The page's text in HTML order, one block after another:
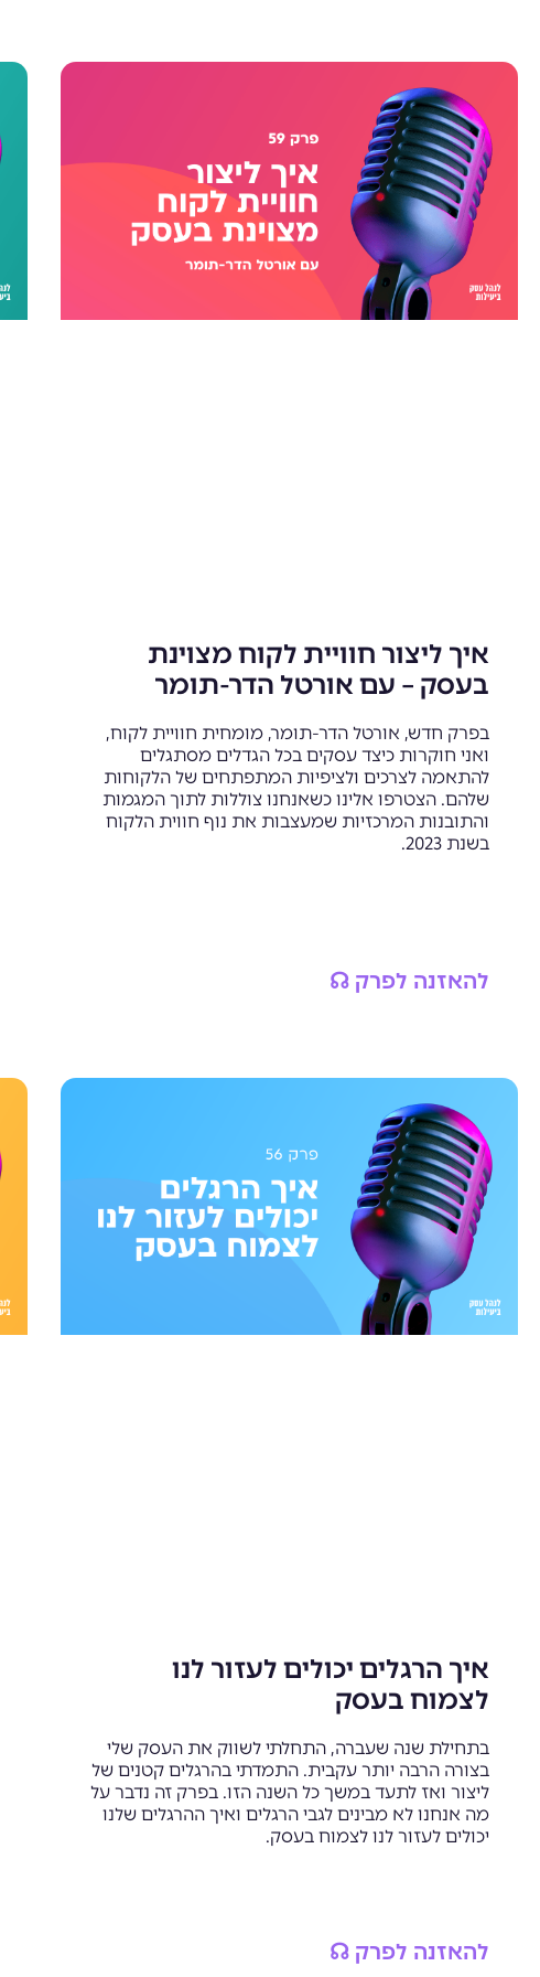
איך ליצור חוויית לקוח מצוינת
בעסק – עם אורטל הדר-תומר
בפרק חדש, אורטל הדר-תומר, מומחית חוויית לקוח,
ואני חוקרות כיצד עסקים בכל הגדלים מסתגלים
להתאמה לצרכים ולציפיות המתפתחים של הלקוחות
שלהם. הצטרפו אלינו כשאנחנו צוללות לתוך המגמות
והתובנות המרכזיות שמעצבות את נוף חווית הלקוח
בשנת 2023.
להאזנה לפרק ☊
איך הרגלים יכולים לעזור לנו
לצמוח בעסק
בתחילת שנה שעברה, התחלתי לשווק את העסק שלי
בצורה הרבה יותר עקבית. התמדתי בהרגלים קטנים של
ליצור ואז לתעד במשך כל השנה הזו. בפרק זה נדבר על
מה אנחנו לא מבינים לגבי הרגלים ואיך ההרגלים שלנו
יכולים לעזור לנו לצמוח בעסק.
להאזנה לפרק ☊